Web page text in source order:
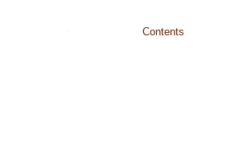
沖縄・東
Contents